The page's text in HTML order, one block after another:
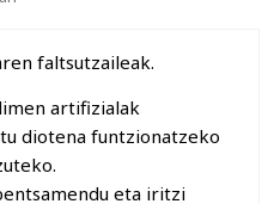
faltsutzaileak.
artifizialak
diotena funtzionatzeko
eta iritzi